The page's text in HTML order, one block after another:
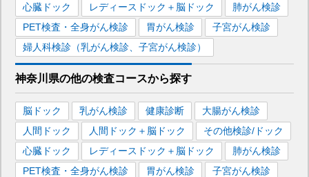
心臓ドック
レディースドック＋脳ドック
肺がん検診
PET検査・全身がん検診
胃がん検診
子宮がん検診
婦人科検診（乳がん検診、子宮がん検診）
神奈川県の他の検査コースから探す
脳ドック 乳がん検診 健康診断
大腸がん検診
人間ドック
人間ドック＋脳ドック
その他検診/ドック
心臓ドック
レディースドック＋脳ドック
肺がん検診
PET検査・全身がん検診
胃がん検診
子宮がん検診